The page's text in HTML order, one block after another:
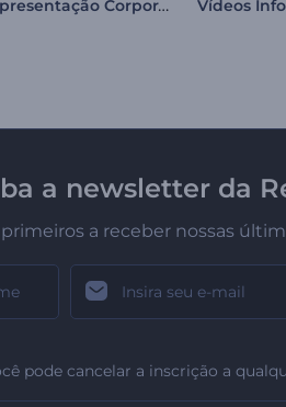
Apresentação Corporativa Dinâmica
a newsletter da
a receber nossas
pode cancelar a inscrição a